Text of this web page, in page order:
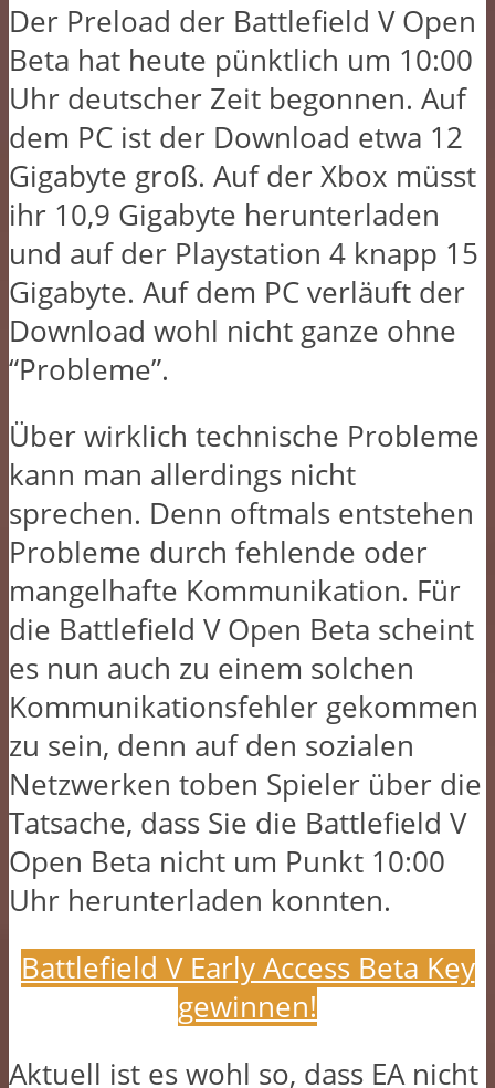
Der Preload der Battlefield V Open
Beta hat heute pünktlich um 10:00
Uhr deutscher Zeit begonnen. Auf
dem PC ist der Download etwa 12
Gigabyte groß. Auf der Xbox müsst
ihr 10,9 Gigabyte herunterladen
und auf der Playstation 4 knapp 15
Gigabyte. Auf dem PC verläuft der
Download wohl nicht ganze ohne
“Probleme”.
Über wirklich technische Probleme
kann man allerdings nicht
sprechen. Denn oftmals entstehen
Probleme durch fehlende oder
mangelhafte Kommunikation. Für
die Battlefield V Open Beta scheint
es nun auch zu einem solchen
Kommunikationsfehler gekommen
zu sein, denn auf den sozialen
Netzwerken toben Spieler über die
Tatsache, dass Sie die Battlefield V
Open Beta nicht um Punkt 10:00
Uhr herunterladen konnten.
Battlefield V Early Access Beta Key
gewinnen!
Aktuell ist es wohl so, dass EA nicht